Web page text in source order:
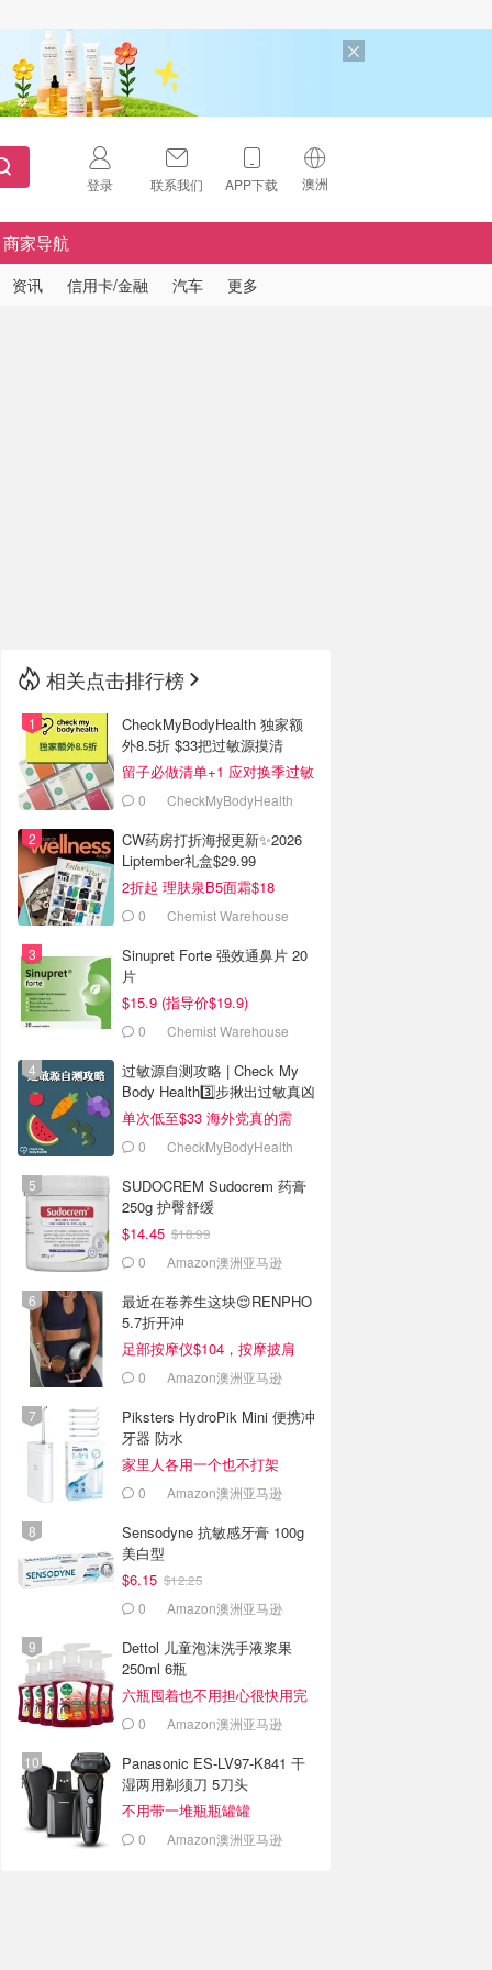
登录 联系我们 APP下载 澳洲
🇺🇸
🇨🇳中国
商家导航
资讯 信用卡/金融 汽车 更多
相关点击排行榜
CheckMyBodyHealth 独家额
外8.5折 $33把过敏源摸清
留子必做清单+1 应对换季过敏
0 CheckMyBodyHealth
CW药房打折海报更新✨2026
Liptember礼盒$29.99
2折起 理肤泉B5面霜$18
0 Chemist Warehouse
Sinupret Forte 强效通鼻片 20
片
$15.9 (指导价$19.9)
0 Chemist Warehouse
过敏源自测攻略 | Check My
Body Health3️⃣步揪出过敏真凶
单次低至$33 海外党真的需
要！0 CheckMyBodyHealth
SUDOCREM Sudocrem 药膏
250g 护臀舒缓
$14.45 $18.99
0 Amazon澳洲亚马逊
最近在卷养生这块😌RENPHO
5.7折开冲
足部按摩仪$104，按摩披肩
$600 Amazon澳洲亚马逊
Piksters HydroPik Mini 便携冲
牙器 防水
家里人各用一个也不打架
0 Amazon澳洲亚马逊
Sensodyne 抗敏感牙膏 100g
美白型
$6.15 $12.25
0 Amazon澳洲亚马逊
Dettol 儿童泡沫洗手液浆果
250ml 6瓶
六瓶囤着也不用担心很快用完
0 Amazon澳洲亚马逊
Panasonic ES-LV97-K841 干
湿两用剃须刀 5刀头
不用带一堆瓶瓶罐罐
0 Amazon澳洲亚马逊